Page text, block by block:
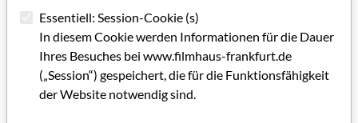
Quadratmetern mit einer maximalen Monatsmiete von 5,50
Euro pro Quadratmeter bereit gestellt worden. Die Stadt
förderte den Unternehmensstart durch gestaffelte
Mietzuschüsse für die ersten 40 Quadratmeter. Und die
Förderung fiel auf fruchtbaren Boden: Eine Studie vom März
2006 kam zu dem Ergebnis, dass nach einer engeren
Essentiell: Session-Cookie (s)
In diesem Cookie werden Informationen für die Dauer
Ihres Besuches bei www.filmhaus-frankfurt.de
(„Session“) gespeichert, die für die Funktionsfähigkeit
der Website notwendig sind.